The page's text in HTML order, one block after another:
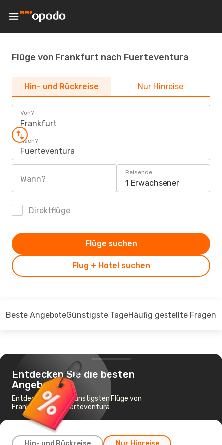
Flüge von Frankfurt nach Fuerteventura
Hin- und Rückreise Nur Hinreise
Von?
Frankfurt
Nach?
Fuerteventura
Wann?
Reisende
1 Erwachsener
Direktflüge
Flug + Hotel suchen
Flüge suchen
Beste AngeboteGünstigste TageHäufig gestellte Fragen
Entdecken Sie die besten
Angebote
Entdecken Sie die günstigsten Flüge von
Frankfurt nach Fuerteventura
Hin- und Rückreise Nur Hinreise